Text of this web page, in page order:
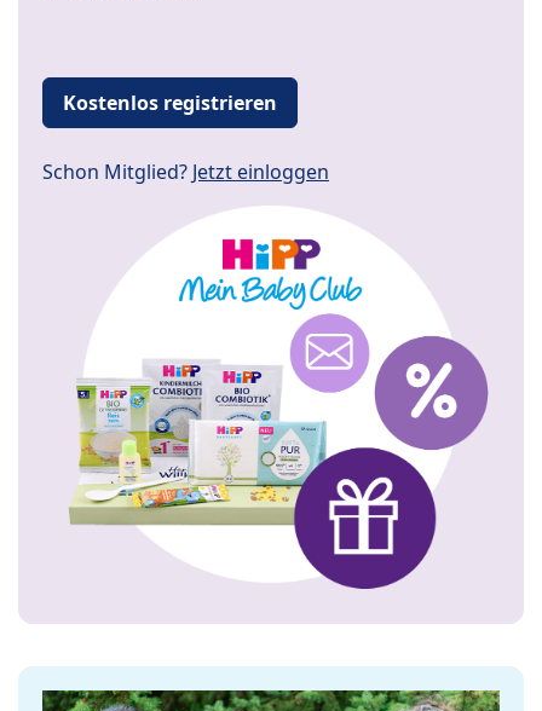
Kostenlos registrieren
Schon Mitglied? Jetzt einloggen